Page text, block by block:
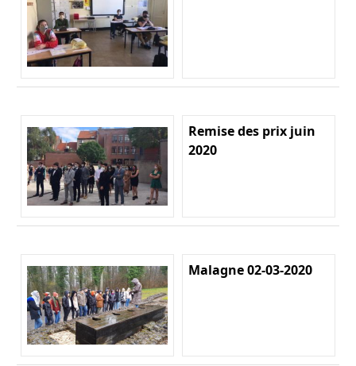
Remise des prix juin
2020
Malagne 02-03-2020